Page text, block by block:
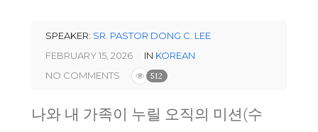
SPEAKER: SR. PASTOR DONG C. LEE
FEBRUARY 15, 2026
IN KOREAN
NO COMMENTS
512
나와 내 가족이 누릴 오직의 미션(수